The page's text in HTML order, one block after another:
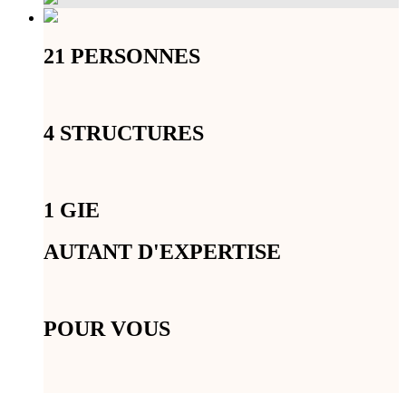
21 PERSONNES
4 STRUCTURES
1 GIE
AUTANT D'EXPERTISE
POUR VOUS